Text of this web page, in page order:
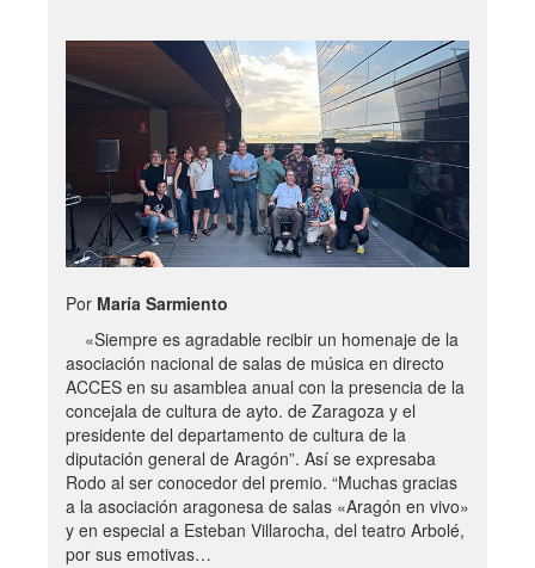
Por María Sarmiento
«Siempre es agradable recibir un homenaje de la
asociación nacional de salas de música en directo
ACCES en su asamblea anual con la presencia de la
concejala de cultura de ayto. de Zaragoza y el
presidente del departamento de cultura de la
diputación general de Aragón”. Así se expresaba
Rodo al ser conocedor del premio. “Muchas gracias
a la asociación aragonesa de salas «Aragón en vivo»
y en especial a Esteban Villarocha, del teatro Arbolé,
por sus emotivas…